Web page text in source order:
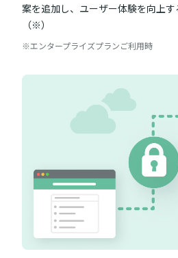
案を追加し、ユーザー体験を向上す
（※）
※エンタープライズプランご利用時